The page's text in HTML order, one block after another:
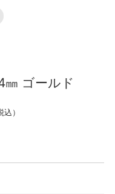
ゴールド
込）